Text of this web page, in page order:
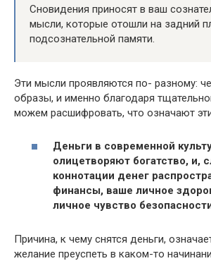
Сновидения приносят в ваш
мысли, которые отошли на задний
подсознательной памяти.
Эти мысли проявляются по- разному:
образы, и именно благодаря
можем расшифровать, что означают
Деньги в современной
олицетворяют богатство, и,
коннотации денег
финансы, ваше личное
личное чувство
Причина, к чему снятся деньги,
желание преуспеть в каком-то